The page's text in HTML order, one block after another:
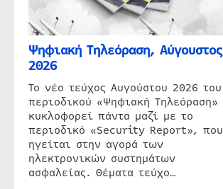
Ψηφιακή Τηλεόραση, Αύγουστος
2026
Το νέο τεύχος Αυγούστου 2026 του
περιοδικού «Ψηφιακή Τηλεόραση»
κυκλοφορεί πάντα μαζί με το
περιοδικό «Security Report», που
ηγείται στην αγορά των
ηλεκτρονικών συστημάτων
ασφαλείας. Θέματα τεύχο…